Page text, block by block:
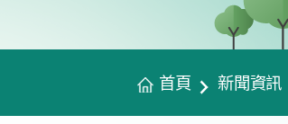
首頁 新聞資訊